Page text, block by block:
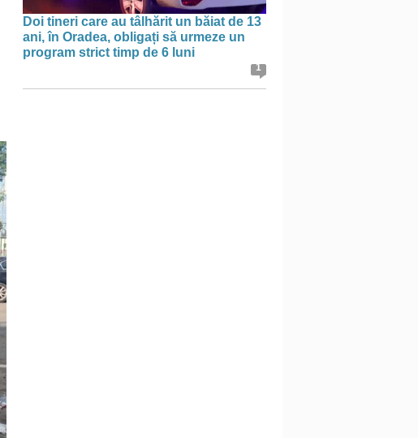
Doi tineri care au tâlhărit un băiat de 13
ani, în Oradea, obligați să urmeze un
program strict timp de 6 luni
1